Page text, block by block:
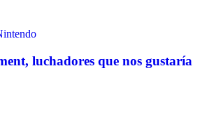
luchadores que nos gustaría